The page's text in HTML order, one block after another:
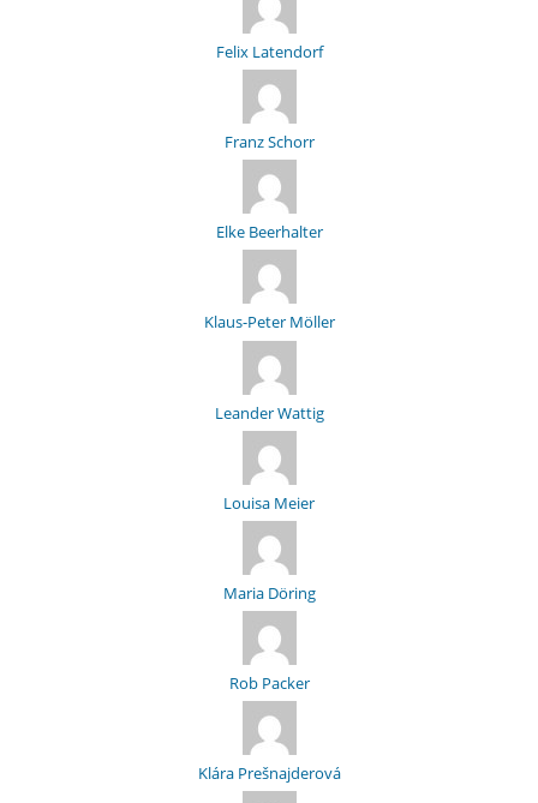
Felix Latendorf
Franz Schorr
Elke Beerhalter
Klaus-Peter Möller
Leander Wattig
Louisa Meier
Maria Döring
Rob Packer
Klára Prešnajderová